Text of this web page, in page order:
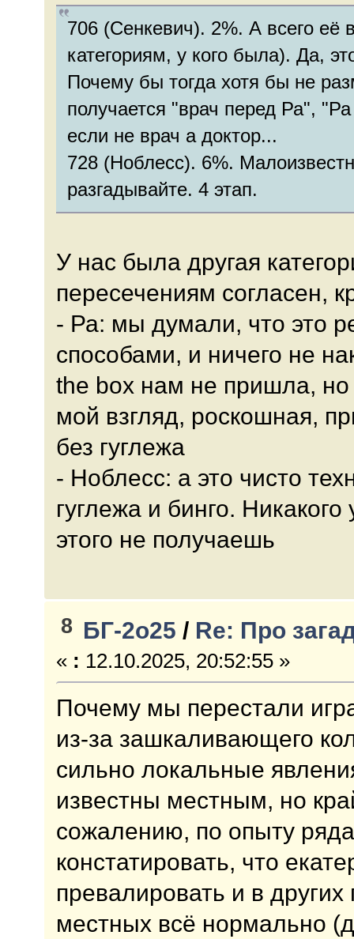
706 (Сенкевич). 2%. А всего её
категориям, у кого была). Да,
Почему бы тогда хотя бы не
получается "врач перед Ра",
если не врач а доктор...
728 (Ноблесс). 6%.
разгадывайте. 4 этап.
У нас была другая
пересечениям согласен,
- Ра: мы думали, что это
способами, и ничего не
the box нам не пришла, но
мой взгляд, роскошная,
без гуглежа
- Ноблесс: а это чисто
гуглежа и бинго.
этого не получаешь
8 БГ-2о25 / Re: Про
« : 12.10.2025, 20:52:55 »
Почему мы перестали
из-за зашкаливающего
сильно локальные
известны местным, но
сожалению, по опыту
констатировать, что
превалировать и в
местных всё нормально